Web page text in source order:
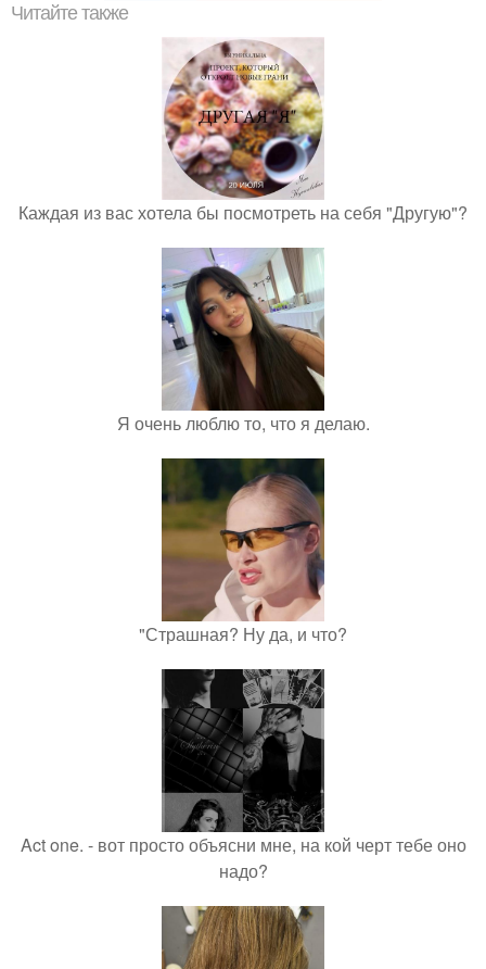
Читайте также
Каждая из вас хотела бы посмотреть на себя "Другую"?
Я очень люблю то, что я делаю.
"Страшная? Ну да, и что?
Act one. - вот просто объясни мне, на кой черт тебе оно
надо?